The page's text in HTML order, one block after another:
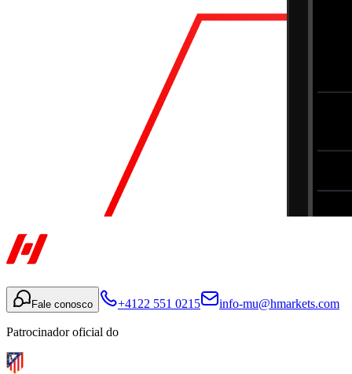
Fale conosco +4122 551 0215 info-mu@hmarkets.com
Patrocinador oficial do